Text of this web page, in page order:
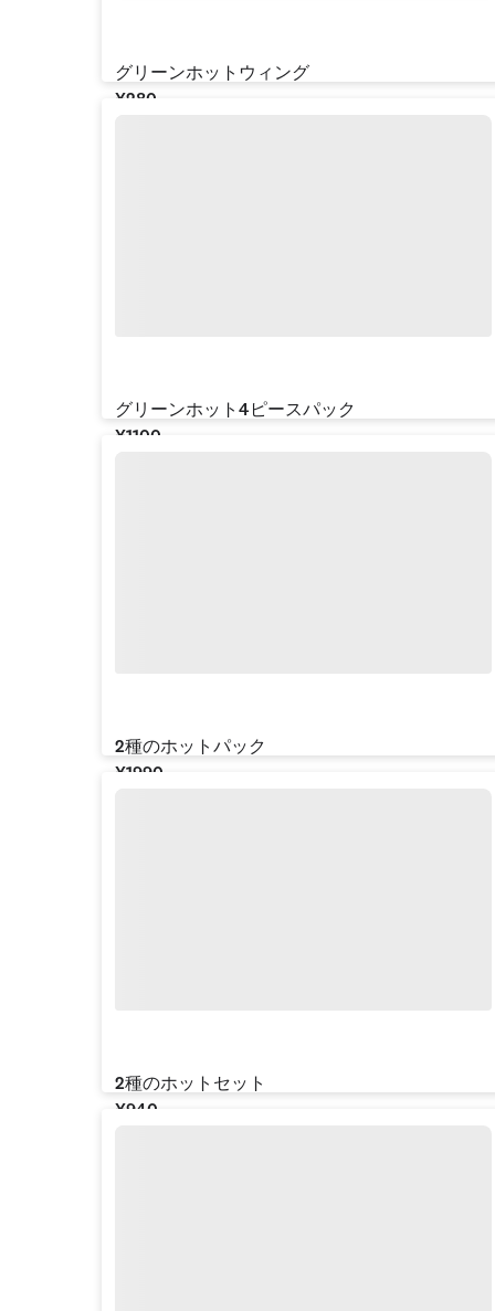
グリーンホットウィング
¥‎280
グリーンホット4ピースパック
¥‎1100
2種のホットパック
¥‎1990
2種のホットセット
¥‎940